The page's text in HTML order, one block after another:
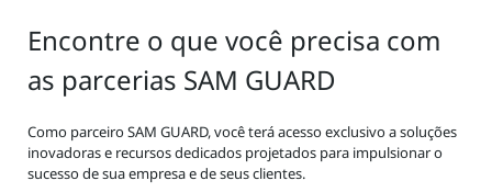
Encontre o que você precisa com
as parcerias SAM GUARD
Como parceiro SAM GUARD, você terá acesso exclusivo a soluções
inovadoras e recursos dedicados projetados para impulsionar o
sucesso de sua empresa e de seus clientes.